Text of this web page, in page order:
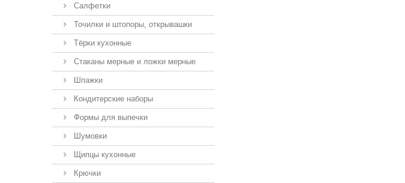
Салфетки
Точилки и штопоры, открывашки
Тёрки кухонные
Стаканы мерные и ложки мерные
Шпажки
Кондитерские наборы
Формы для выпечки
Шумовки
Щипцы кухонные
Крючки